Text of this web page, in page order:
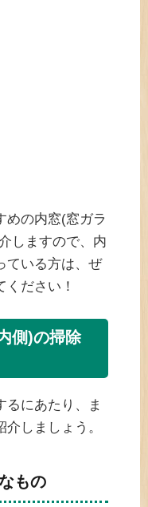
めの内窓(窓ガラ
しますので、内
ている方は、ぜ
ださい！
側)の掃除
るにあたり、ま
しましょう。
もの